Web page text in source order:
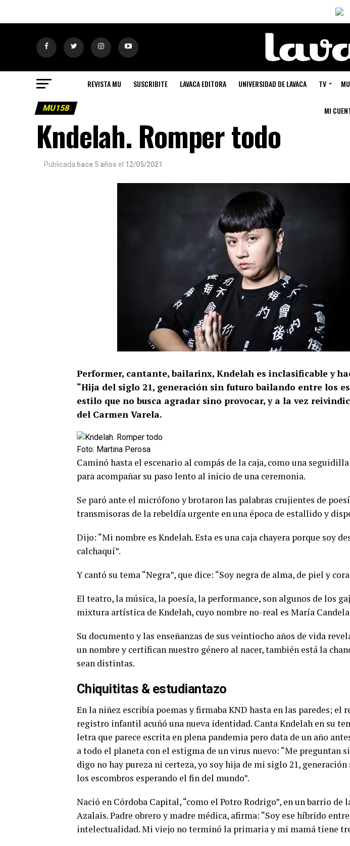
REVISTA MU SUSCRIBITE LAVACA EDITORA UNIVERSIDAD DE LAVACA TV
MI
MU158
Kndelah. Romper todo
Publicada hace 5 años el 12/05/2021
Performer, cantante, bailarinx, Kndelah es inclasificable y
“Hija del siglo 21, generación sin futuro bailando entre los
estilo que no busca agradar sino provocar, y a la vez
del Carmen Varela.
Foto: Martina Perosa
Caminó hasta el escenario al compás de la caja, como una
para acompañar su paso lento al inicio de una ceremonia.
Se paró ante el micrófono y brotaron las palabras crujientes de
transmisoras de la rebeldía urgente en una época de estallido y
Dijo: “Mi nombre es Kndelah. Esta es una caja chayera porque soy
calchaquí”.
Y cantó su tema “Negra”, que dice: “Soy negra de alma, de piel y
El teatro, la música, la poesía, la performance, son algunos de los
mixtura artística de Kndelah, cuyo nombre no-real es María
Su documento y las enseñanzas de sus veintiocho años de vida
un nombre y certifican nuestro género al nacer, también está la
sean distintas.
Chiquititas & estudiantazo
En la niñez escribía poemas y firmaba KND hasta en las paredes; el
registro infantil acuñó una nueva identidad. Canta Kndelah en su
letra que parece escrita en plena pandemia pero data de un año
a todo el planeta con el estigma de un virus nuevo: “Me preguntan
digo no hay pureza ni certeza, yo soy hija de mi siglo 21,
los escombros esperando el fin del mundo”.
Nació en Córdoba Capital, “como el Potro Rodrigo”, en un barrio
Azalais. Padre obrero y madre médica, afirma: “Soy ese híbrido
intelectualidad. Mi viejo no terminó la primaria y mi mamá tiene